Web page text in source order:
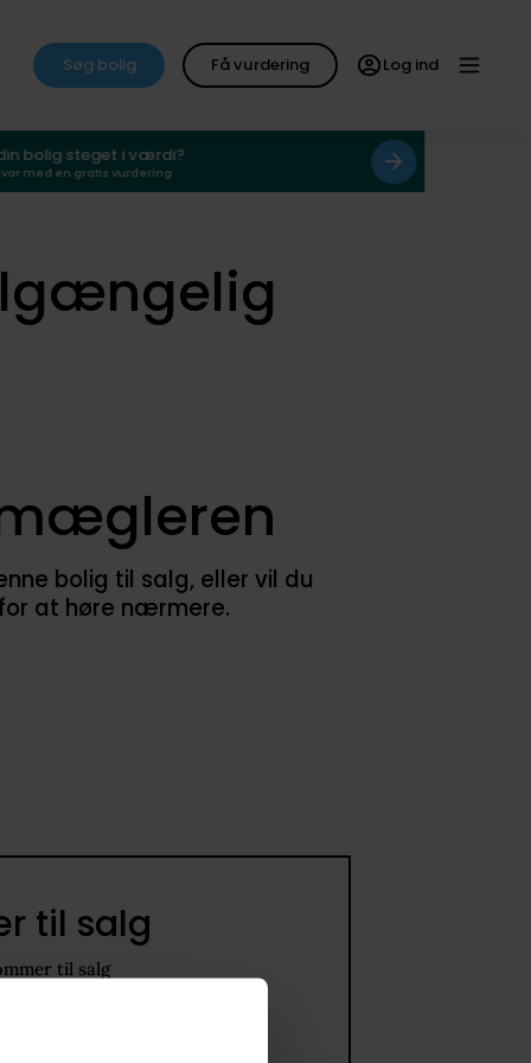
Søg bolig Få vurdering Log ind
bolig steget i værdi?
med en gratis vurdering
bolig til salg, eller vil du
at høre nærmere.
til salg
til salg